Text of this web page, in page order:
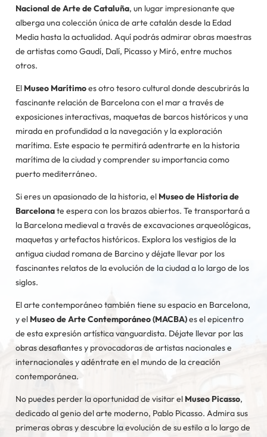
Nacional de Arte de Cataluña, un lugar impresionante que
alberga una colección única de arte catalán desde la Edad
Media hasta la actualidad. Aquí podrás admirar obras maestras
de artistas como Gaudí, Dalí, Picasso y Miró, entre muchos
otros.
El Museo Marítimoes otro tesoro cultural donde descubrirás la
fascinante relación de Barcelona con el mar a través de
exposiciones interactivas, maquetas de barcos históricos y una
mirada en profundidad a la navegación y la exploración
marítima. Este espacio te permitirá adentrarte en la historia
marítima de la ciudad y comprender su importancia como
puerto mediterráneo.
Si eres un apasionado de la historia, el Museo de Historia de
Barcelonate espera con los brazos abiertos. Te transportará a
la Barcelona medieval a través de excavaciones arqueológicas,
maquetas y artefactos históricos. Explora los vestigios de la
antigua ciudad romana de Barcino y déjate llevar por los
fascinantes relatos de la evolución de la ciudad a lo largo de los
siglos.
El arte contemporáneo también tiene su espacio en Barcelona,
y el Museo de Arte Contemporáneo (MACBA)es el epicentro
de esta expresión artística vanguardista. Déjate llevar por las
obras desafiantes y provocadoras de artistas nacionales e
internacionales y adéntrate en el mundo de la creación
contemporánea.
No puedes perder la oportunidad de visitar el Museo Picasso,
dedicado al genio del arte moderno, Pablo Picasso. Admira sus
primeras obras y descubre la evolución de su estilo a lo largo de